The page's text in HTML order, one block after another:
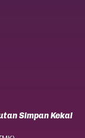
Simpan Kekal